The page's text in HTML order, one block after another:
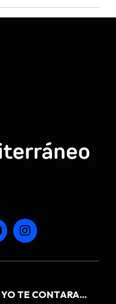
YO TE CONTARA...